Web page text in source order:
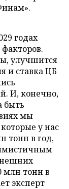
годах
улучшится
и ставка ЦБ
И, конечно,
быть
мы
у нас
тонн в год,
млн тонн в
эксперт